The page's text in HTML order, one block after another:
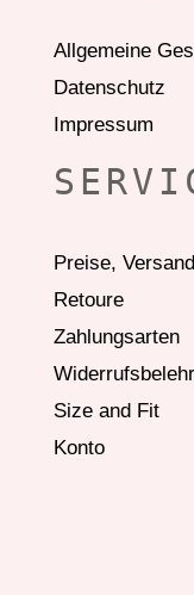
Allgemeine
Datenschutz
Impressum
Preise,
Retoure
Zahlungsarten
Size and Fit
Konto